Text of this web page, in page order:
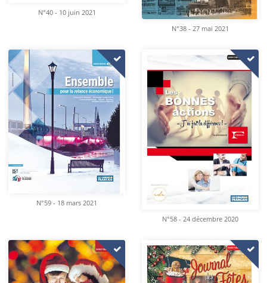
N°40 - 10 juin 2021
N°38 - 27 mai 2021
N°59 - 18 mars 2021
N°58 - 24 décembre 2020